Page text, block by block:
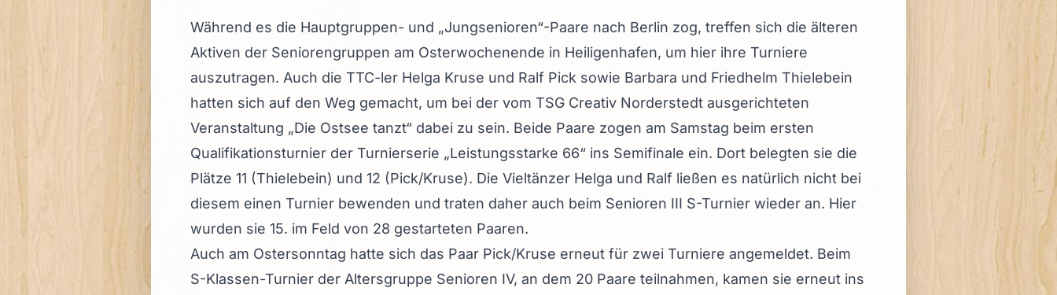
Während es die Hauptgruppen- und „Jungsenioren“-Paare nach Berlin zog, treffen sich die älteren
Aktiven der Seniorengruppen am Osterwochenende in Heiligenhafen, um hier ihre Turniere
auszutragen. Auch die TTC-ler Helga Kruse und Ralf Pick sowie Barbara und Friedhelm Thielebein
hatten sich auf den Weg gemacht, um bei der vom TSG Creativ Norderstedt ausgerichteten
Veranstaltung „Die Ostsee tanzt“ dabei zu sein. Beide Paare zogen am Samstag beim ersten
Qualifikationsturnier der Turnierserie „Leistungsstarke 66“ ins Semifinale ein. Dort belegten sie die
Plätze 11 (Thielebein) und 12 (Pick/Kruse). Die Vieltänzer Helga und Ralf ließen es natürlich nicht bei
diesem einen Turnier bewenden und traten daher auch beim Senioren III S-Turnier wieder an. Hier
wurden sie 15. im Feld von 28 gestarteten Paaren.
Auch am Ostersonntag hatte sich das Paar Pick/Kruse erneut für zwei Turniere angemeldet. Beim
S-Klassen-Turnier der Altersgruppe Senioren IV, an dem 20 Paare teilnahmen, kamen sie erneut ins